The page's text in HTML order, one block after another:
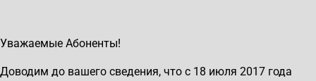
Уважаемые Абоненты!
Доводим до вашего сведения, что с 18 июля 2017 года